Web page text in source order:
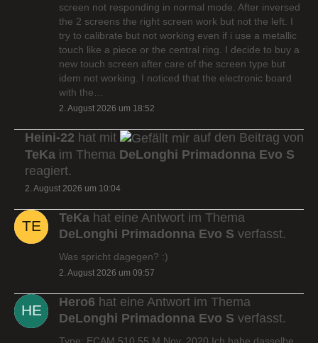
screen not responding in normal mode. After inversed
the 2 screens the right screen work but not the left. I
try to calibrate but not working even if i use a metallic
touch like a piece or the central ring. I decide to buy a
new touch screen after care of the screen type but
idem not working. I noticed that the electronic board
with the…
2. August 2026 um 18:52
Heini-22 hat mit
auf den Beitrag von
TeKa im Thema DeLonghi Primadonna Evo S
reagiert.
2. August 2026 um 10:04
TeKa hat eine Antwort im Thema
DeLonghi Primadonna Evo S verfasst.
Was spricht dagegen? :)
2. August 2026 um 09:57
Hero6 hat eine Antwort im Thema
DeLonghi Primadonna Evo S verfasst.
Type: ECAM 510.55.M Nov. 2020 Ich habe dasselbe